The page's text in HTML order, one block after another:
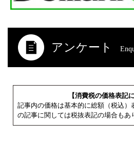
アンケート
【消費税の価格表記
記事内の価格は基本的に総額（税込）
の記事に関しては税抜表記の場合もあ